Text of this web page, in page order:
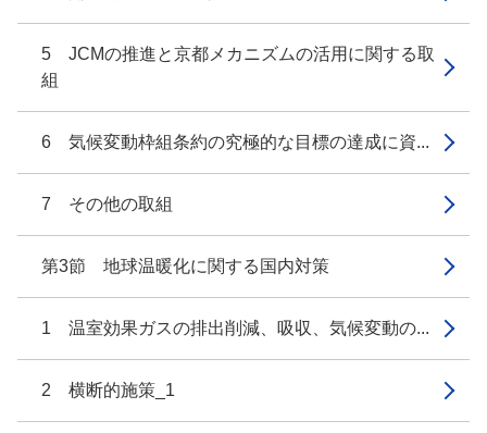
5 JCMの推進と京都メカニズムの活用に関する取
組
6 気候変動枠組条約の究極的な目標の達成に資...
7 その他の取組
第3節 地球温暖化に関する国内対策
1 温室効果ガスの排出削減、吸収、気候変動の...
2 横断的施策_1